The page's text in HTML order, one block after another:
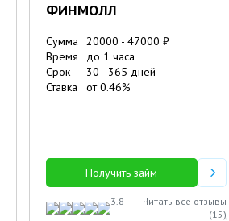
ФИНМОЛЛ
Сумма 20000 - 47000 ₽
Время
до 1 часа
Срок
30 - 365 дней
Ставка
от0.46%
Получить займ
3.8
Читать все отзывы
(15)